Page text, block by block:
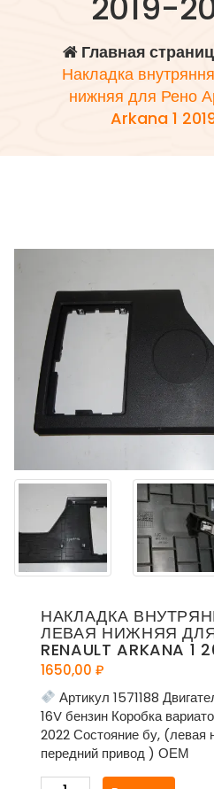
Главная
Накладка
нижняя для Рено
Arkana 1
НАКЛАДКА
ЛЕВАЯ НИЖНЯЯ
RENAULT ARKANA 1
1650,00 ₽
Артикул 1571188
16V бензин Коробка
2022 Состояние бу, (левая
передний привод ) ОЕМ
Количество